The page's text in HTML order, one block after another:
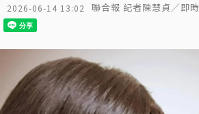
2026-06-14 13:02 聯合報 記者陳慧貞／即